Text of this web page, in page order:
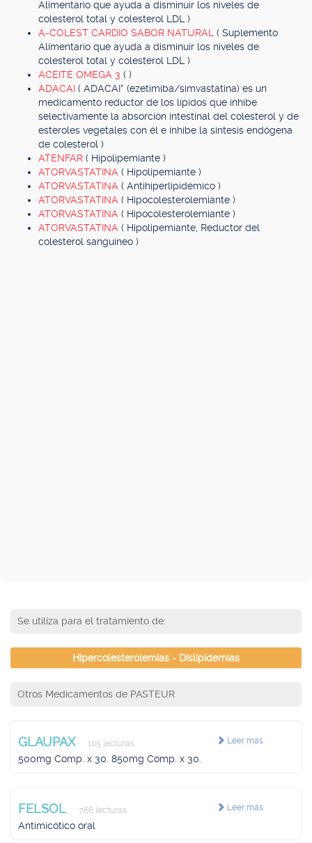
Alimentario que ayuda a disminuir los niveles de
colesterol total y colesterol LDL )
A-COLEST CARDIO SABOR NATURAL ( Suplemento
Alimentario que ayuda a disminuir los niveles de
colesterol total y colesterol LDL )
ACEITE OMEGA 3 ( )
ADACAI ( ADACAI* (ezetimiba/simvastatina) es un
medicamento reductor de los lípidos que inhibe
selectivamente la absorción intestinal del colesterol y de
esteroles vegetales con él e inhibe la síntesis endógena
de colesterol )
ATENFAR ( Hipolipemiante )
ATORVASTATINA ( Hipolipemiante )
ATORVASTATINA ( Antihiperlipidémico )
ATORVASTATINA ( Hipocolesterolemiante )
ATORVASTATINA ( Hipocolesterolemiante )
ATORVASTATINA ( Hipolipemiante, Reductor del
colesterol sanguíneo )
Se utiliza para el tratamiento de:
Hipercolesterolemias - Dislipidemias
Otros Medicamentos de PASTEUR
Leer más
GLAUPAX 105 lecturas
500mg Comp. x 30. 850mg Comp. x 30.
Leer más
FELSOL 766 lecturas
Antimicótico oral